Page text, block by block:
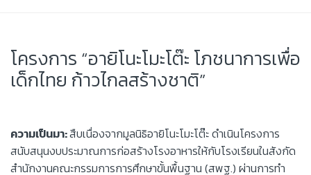
โครงการ “อายิโนะโมะโต๊ะ โภชนาการเพื่อ
เด็กไทย ก้าวไกลสร้างชาติ”
ความเป็นมา:สืบเนื่องจากมูลนิธิอายิโนะโมะโต๊ะ ดำเนินโครงการ
สนับสนุนงบประมาณการก่อสร้างโรงอาหารให้กับโรงเรียนในสังกัด
สำนักงานคณะกรรมการการศึกษาขั้นพื้นฐาน (สพฐ.) ผ่านการทำ